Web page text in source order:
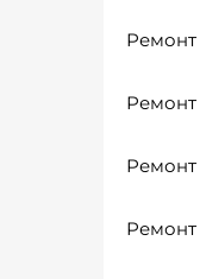
Ремонт
Ремонт
Ремонт